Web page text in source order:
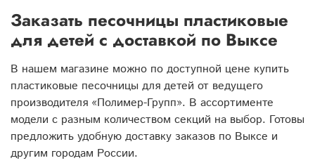
Заказать песочницы пластиковые
для детей с доставкой по Выксе
В нашем магазине можно по доступной цене купить
пластиковые песочницы для детей от ведущего
производителя «Полимер-Групп». В ассортименте
модели с разным количеством секций на выбор. Готовы
предложить удобную доставку заказов по Выксе и
другим городам России.